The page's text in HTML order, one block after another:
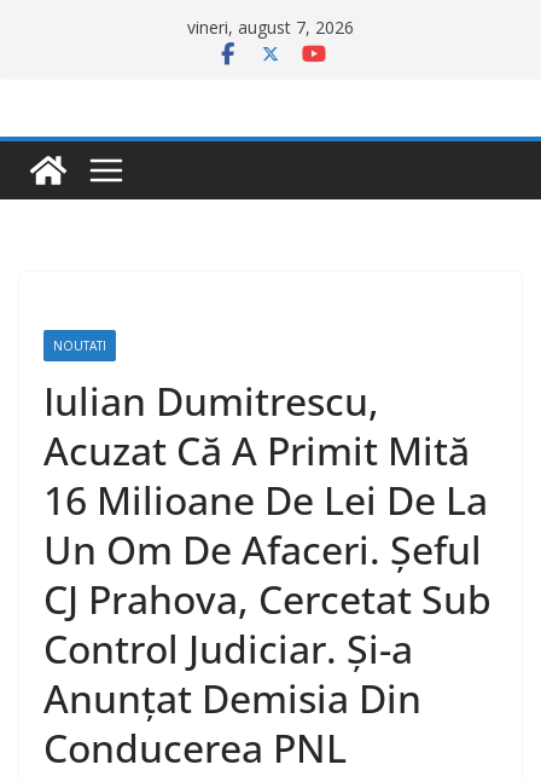
vineri, august 7, 2026
NOUTATI
Iulian Dumitrescu,
Acuzat Că A Primit Mită
16 Milioane De Lei De La
Un Om De Afaceri. Șeful
CJ Prahova, Cercetat Sub
Control Judiciar. Și-a
Anunțat Demisia Din
Conducerea PNL